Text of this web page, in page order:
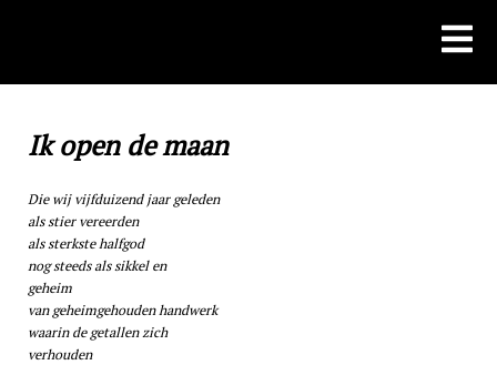
Ik open de maan
Die wij vijfduizend jaar geleden
als stier vereerden
als sterkste halfgod
nog steeds als sikkel en
geheim
van geheimgehouden handwerk
waarin de getallen zich
verhouden